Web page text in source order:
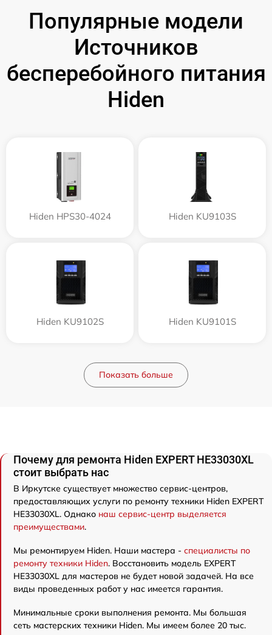
Популярные модели
Источников
бесперебойного питания
Hiden
Hiden HPS30-4024 Hiden KU9103S
Hiden KU9102S Hiden KU9101S
Показать больше
Почему для ремонта Hiden EXPERT HE33030XL
стоит выбрать нас
В Иркутске существует множество сервис-центров,
предоставляющих услуги по ремонту техники Hiden EXPERT
HE33030XL. Однако наш сервис-центр выделяется
преимуществами.
Мы ремонтируем Hiden. Наши мастера - специалисты по
ремонту техники Hiden. Восстановить модель EXPERT
HE33030XL для мастеров не будет новой задачей. На все
виды проведенных работ у нас имеется гарантия.
Минимальные сроки выполнения ремонта. Мы большая
сеть мастерских техники Hiden. Мы имеем более 20 тыс.